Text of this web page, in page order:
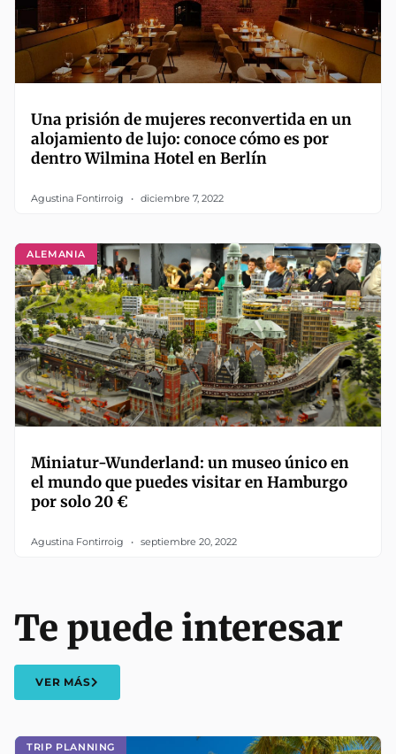
Una prisión de mujeres reconvertida en un
alojamiento de lujo: conoce cómo es por
dentro Wilmina Hotel en Berlín
Agustina Fontirroig diciembre 7, 2022
ALEMANIA
Miniatur-Wunderland: un museo único en
el mundo que puedes visitar en Hamburgo
por solo 20 €
Agustina Fontirroig septiembre 20, 2022
TRIP PLANNING
Te puede interesar
VER MÁS